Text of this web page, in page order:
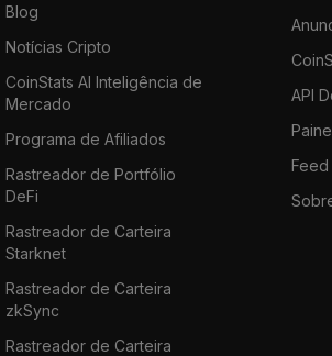
Blog
Notícias Cripto
CoinStats AI Inteligência de
Mercado
Programa de Afiliados
Rastreador de Portfólio
DeFi
Rastreador de Carteira
Starknet
Rastreador de Carteira
zkSync
Rastreador de Carteira
API
Feed